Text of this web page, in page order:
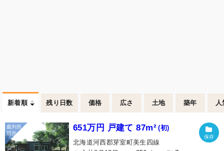
新着順 残り日数 価格 広さ 土地 築年 人
651万円 戸建て 87m² (初)
北海道河西郡芽室町美生四線